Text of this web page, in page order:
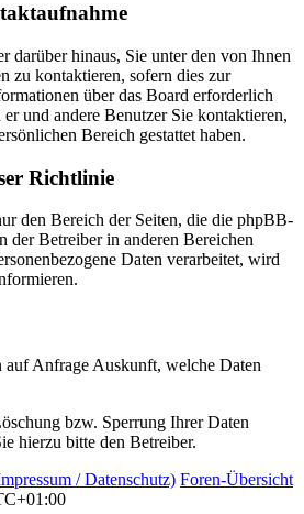
darüber hinaus, Sie unter den von Ihnen
zu kontaktieren, sofern dies zur
über das Board erforderlich
und andere Benutzer Sie kontaktieren,
Bereich gestattet haben.
Richtlinie
den Bereich der Seiten, die die phpBB-
der Betreiber in anderen Bereichen
Daten verarbeitet, wird
Anfrage Auskunft, welche Daten
bzw. Sperrung Ihrer Daten
hierzu bitte den Betreiber.
/ Datenschutz) Foren-Übersicht